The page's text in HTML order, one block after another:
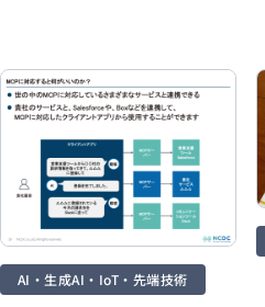
AI・生成AI・IoT・先端技術